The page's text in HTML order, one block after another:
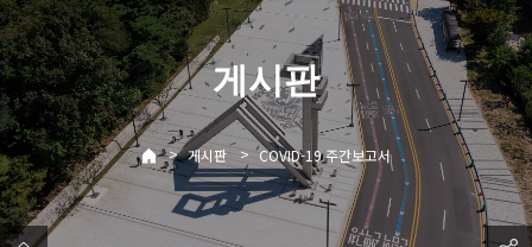
게시판
> 게시판 > COVID-19 주간보고서